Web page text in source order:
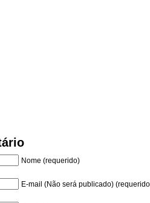
Nome (requerido)
E-mail (Não será publicado)